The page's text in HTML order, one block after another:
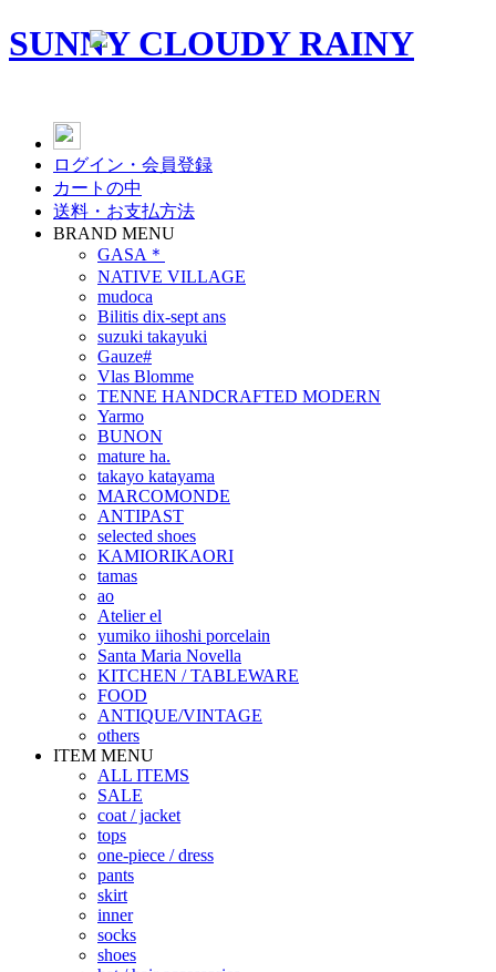
SUNNY CLOUDY RAINY
ログイン・会員登録
カートの中
送料・お支払方法
BRAND MENU
GASA＊
NATIVE VILLAGE
mudoca
Bilitis dix-sept ans
suzuki takayuki
Gauze#
Vlas Blomme
TENNE HANDCRAFTED MODERN
Yarmo
BUNON
mature ha.
takayo katayama
MARCOMONDE
ANTIPAST
selected shoes
KAMIORIKAORI
tamas
ao
Atelier el
yumiko iihoshi porcelain
Santa Maria Novella
KITCHEN / TABLEWARE
FOOD
ANTIQUE/VINTAGE
others
ITEM MENU
ALL ITEMS
SALE
coat / jacket
tops
one-piece / dress
pants
skirt
inner
socks
shoes